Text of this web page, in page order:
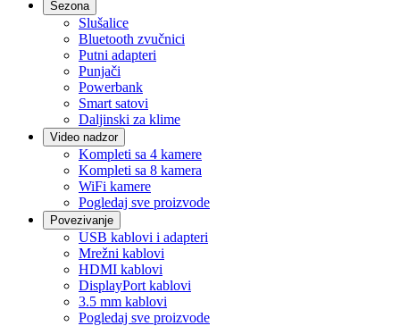
Sezona
Slušalice
Bluetooth zvučnici
Putni adapteri
Punjači
Powerbank
Smart satovi
Daljinski za klime
Video nadzor
Kompleti sa 4 kamere
Kompleti sa 8 kamera
WiFi kamere
Pogledaj sve proizvode
Povezivanje
USB kablovi i adapteri
Mrežni kablovi
HDMI kablovi
DisplayPort kablovi
3.5 mm kablovi
Pogledaj sve proizvode